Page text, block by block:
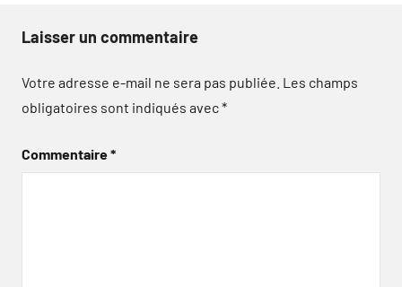
Laisser un commentaire
Votre adresse e-mail ne sera pas publiée. Les champs
obligatoires sont indiqués avec*
Commentaire*